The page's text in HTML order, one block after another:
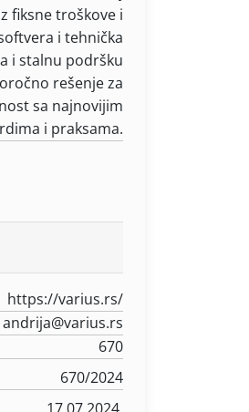
fiksne troškove i
i tehnička
i stalnu podršku
rešenje za
sa najnovijim
i praksama.
https://varius.rs/
andrija@varius.rs
670
670/2024